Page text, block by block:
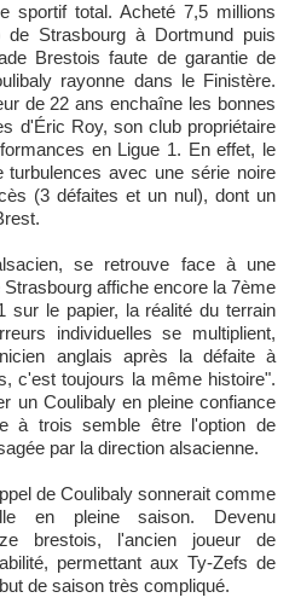
sportif total. Acheté 7,5 millions
Strasbourg à Dortmund puis
Brestois faute de garantie de
rayonne dans le Finistère.
de 22 ans enchaîne les bonnes
d'Éric Roy, son club propriétaire
en Ligue 1. En effet, le
turbulences avec une série noire
(3 défaites et un nul), dont un
se retrouve face à une
affiche encore la 7ème
sur le papier, la réalité du terrain
individuelles se multiplient,
anglais après la défaite à
c'est toujours la même histoire".
un Coulibaly en pleine confiance
à trois semble être l'option de
par la direction alsacienne.​
de Coulibaly sonnerait comme
en pleine saison. Devenu
brestois, l'ancien joueur de
permettant aux Ty-Zefs de
de saison très compliqué.